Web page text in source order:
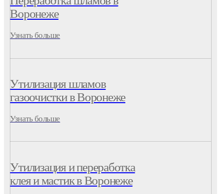
Воронеже
Узнать больше
Утилизация шламов
газоочистки в Воронеже
Узнать больше
Утилизация и переработка
клея и мастик в Воронеже